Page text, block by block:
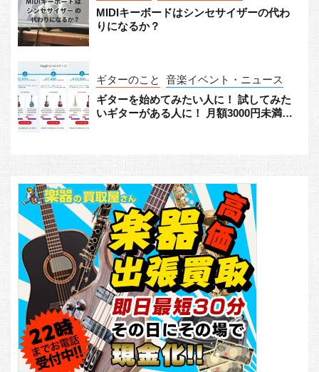
MIDIキーボードはシンセサイザーの代わ
りになるか？
ギターのこと
音楽イベント・ニュース
ギターを始めてみたい人に！ 試してみた
いギターがある人に！ 月額3000円未満か